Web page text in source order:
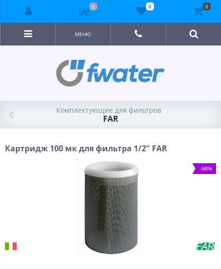
МЕНЮ
Комплектующие для фильтров
FAR
Картридж 100 мк для фильтра 1/2" FAR
-68%
0 0 0